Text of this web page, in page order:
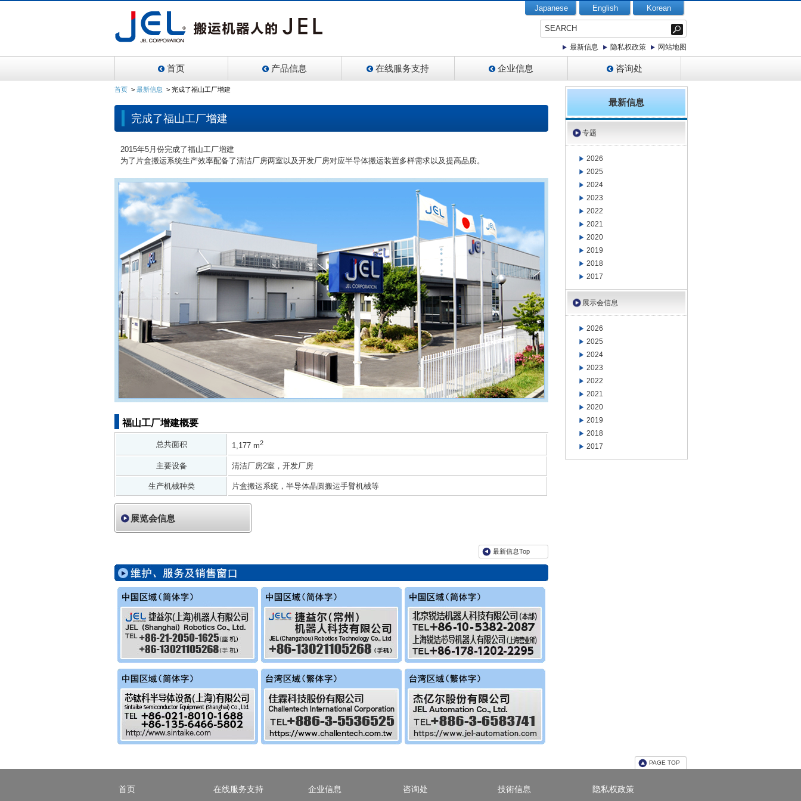
Japanese English Korean
最新信息 隐私权政策 网站地图
首页 产品信息 在线服务支持 企业信息 咨询处
首页 > 最新信息 > 完成了福山工厂增建
完成了福山工厂增建
2015年5月份完成了福山工厂增建
为了片盒搬运系统生产效率配备了清洁厂房两室以及开发厂房对应半导体搬运装置多样需求以及提高品质。
福山工厂增建概要
总共面积 1,177 m2
主要设备 清洁厂房2室，开发厂房
生产机械种类 片盒搬运系统，半导体晶圆搬运手臂机械等
展览会信息
最新信息Top
最新信息
专题
2026
2025
2024
2023
2022
2021
2020
2019
2018
2017
展示会信息
2026
2025
2024
2023
2022
2021
2020
2019
2018
2017
PAGE TOP
首页 在线服务支持 企业信息 咨询处 技術信息 隐私权政策